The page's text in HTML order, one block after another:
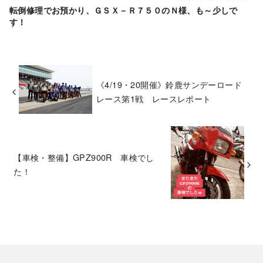
転倒修理でお預かり、ＧＳＸ－Ｒ７５０のＮ様、も～少しで
す！
《4/19・20開催》鈴鹿サンデーロード
レース第1戦 レースレポート
【車検・整備】GPZ900R 車検でし
た！